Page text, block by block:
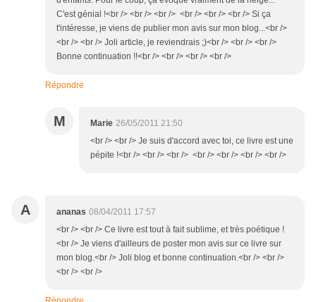
C'est génial !<br /> <br /> <br /> <br /> <br /> <br /> Si ça
t'intéresse, je viens de publier mon avis sur mon blog...<br />
<br /> <br /> Joli article, je reviendrais ;)<br /> <br /> <br />
Bonne continuation !!<br /> <br /> <br /> <br />
Répondre
M Marie 26/05/2011 21:50
<br /> <br /> Je suis d'accord avec toi, ce livre est une
pépite !<br /> <br /> <br /> <br /> <br /> <br /> <br />
A ananas 08/04/2011 17:57
<br /> <br /> Ce livre est tout à fait sublime, et très poétique !
<br /> Je viens d'ailleurs de poster mon avis sur ce livre sur
mon blog.<br /> Joli blog et bonne continuation.<br /> <br />
<br /> <br />